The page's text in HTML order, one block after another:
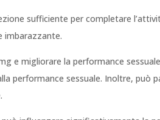
sufficiente per completare
imbarazzante.
e migliorare la performance
performance sessuale. Inoltre,